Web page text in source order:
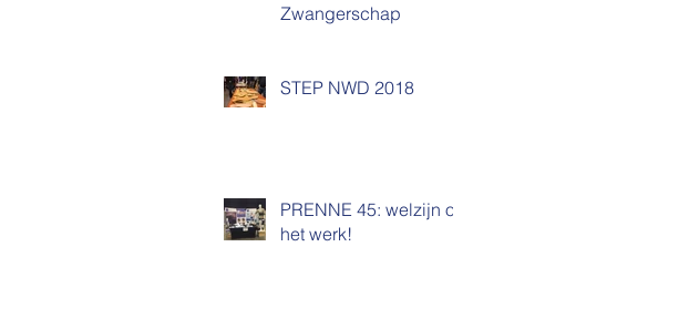
Zwangerschap
STEP NWD 2018
PRENNE 45: welzijn op
het werk!